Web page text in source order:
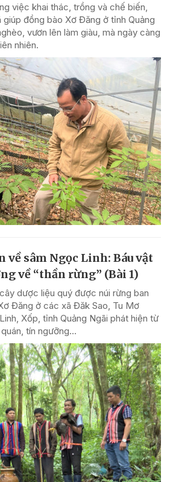
việc khai thác, trồng và chế biến,
đồng bào Xơ Đăng ở tỉnh Quảng
vươn lên làm giàu, mà ngày càng
nhiên.
về sâm Ngọc Linh: Báu vật
về “thần rừng” (Bài 1)
dược liệu quý được núi rừng ban
Đăng ở các xã Đăk Sao, Tu Mơ
Xốp, tỉnh Quảng Ngãi phát hiện từ
tín ngưỡng...